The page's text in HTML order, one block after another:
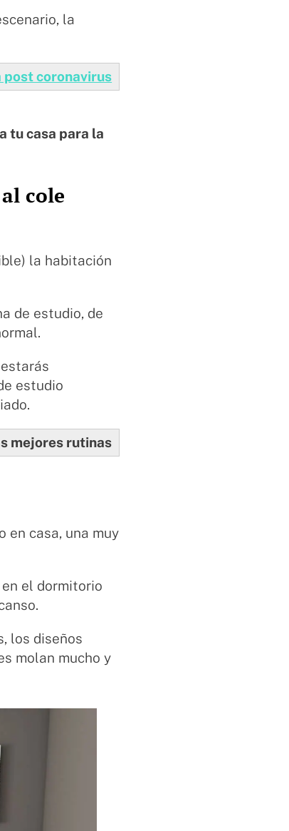
la
post coronavirus
tu casa para la
cole
la habitación
de estudio, de
estudio
mejores rutinas
en casa, una muy
el dormitorio
los diseños
molan mucho y